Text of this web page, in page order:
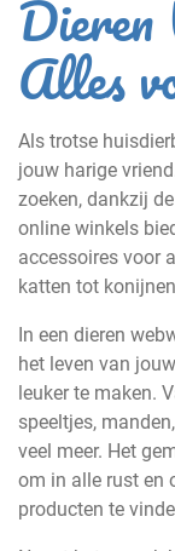
Alles
Als trotse
jouw harige
zoeken, dankzij
online winkels
accessoires voor
katten tot
In een dieren
het leven van
leuker te maken.
speeltjes,
veel meer. Het
om in alle rust en
producten te